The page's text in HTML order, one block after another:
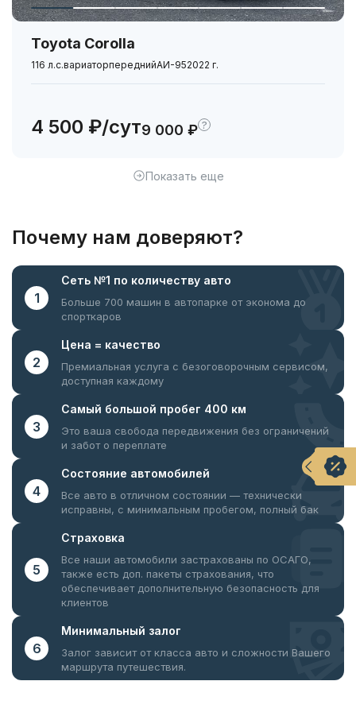
Toyota Corolla
116 л.с.вариаторпереднийАИ-952022 г.
4 500 ₽/сут9 000 ₽ ?
Показать еще
Почему нам доверяют?
1
Сеть №1 по количеству авто
Больше 700 машин в автопарке от эконома до
спорткаров
2
Цена = качество
Премиальная услуга с безоговорочным сервисом,
доступная каждому
3
Самый большой пробег 400 км
Это ваша свобода передвижения без ограничений
и забот о переплате
4
Состояние автомобилей
Все авто в отличном состоянии — технически
исправны, с минимальным пробегом, полный бак
5
Страховка
Все наши автомобили застрахованы по ОСАГО,
также есть доп. пакеты страхования, что
обеспечивает дополнительную безопасность для
клиентов
6
Минимальный залог
Залог зависит от класса авто и сложности Вашего
маршрута путешествия.